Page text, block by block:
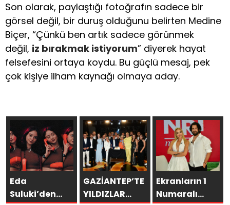
Son olarak, paylaştığı fotoğrafın sadece bir
görsel değil, bir duruş olduğunu belirten Medine
Biçer, “Çünkü ben artık sadece görünmek
değil, iz bırakmak istiyorum” diyerek hayat
felsefesini ortaya koydu. Bu güçlü mesaj, pek
çok kişiye ilham kaynağı olmaya aday.
Eda
Suluki’den
GAZİANTEP’TE
YILDIZLAR
Ekranların 1
Numaralı